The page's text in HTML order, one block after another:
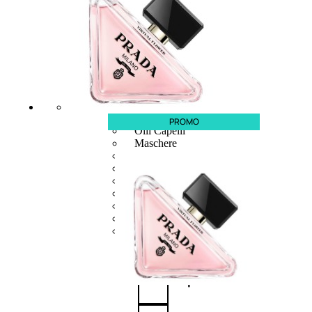
CAPELLI
Shampoo
Balsamo
Olii Capelli
Maschere
Sieri e Cristalli
Spray
Cera e Crema
Gel Capelli
Colorazione
Shampoo
PROMO